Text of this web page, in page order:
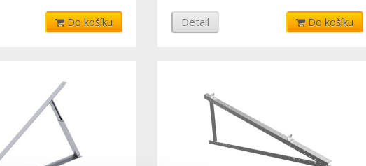
Do košíku Detail Do košíku